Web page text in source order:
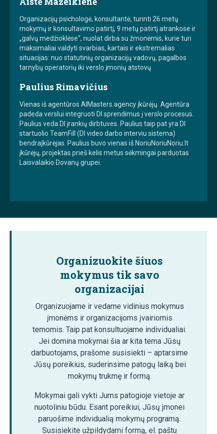
Organizacijų psichologė, konsultantė, turinti 26 metų
mokymų ir konsultavimo patirtį, 9 metų patirtį atrankose ir
„galvų medžioklėse“, nuolat dirba su žmonėmis, kurie turi
maksimaliai valdyti svarbias, kartais ir ekstremalias
situacijas: nuo statutinių organizacijų vadovų, pagalbos
tarnybų operatorių iki verslo įmonių atstovų.
Paulius Rimavičius
Vienas iš agentūros AIMasters.agency įkūrėjų. Agentūra
padeda verslui integruoti DI sprendimus į verslo procesus.
Paulius veda DI įrankių dirbtuves. Paulius taip pat yra DI
startuolio TeamFill (DI video darbo interviu sistema)
bendraįkūrėjas. Paulius buvo vienas iš NoriuNoriuNoriu.lt
įkūrėjų, projektas prieš kelis metus sėkmingai parduotas
Laisvalaikio Dovanų grupei.
Organizuokite šiuos
mokymus tik savo
organizacijai
Organizuojame ir vedame vidinius mokymus
įmonėms ir organizacijoms įvairiomis
temomis. Taip pat konsultuojame individualiai.
Jei domina mokymai šia ar kita tema Jūsų
darbuotojams, prašome susisiekti – aptarsime
Jūsų poreikius, suderinsime patogų laiką bei
mokymų trukmę ir formą.
Mokymai gali vykti Jums patogioje vietoje ar
nuotoliniu būdu. Esant poreikiui, Jūsų įmonei
paruošime individualią mokymų programą.
Susisiekite užpildydami formą, el. paštu